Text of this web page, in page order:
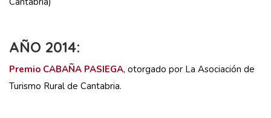
AÑO 2014:
Premio CABAÑA PASIEGA, otorgado por La Asociación de
Turismo Rural de Cantabria.